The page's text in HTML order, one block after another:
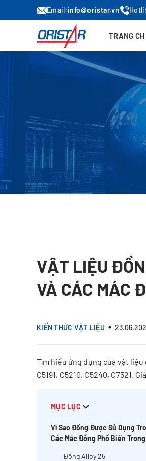
Email:info@oristar.vn
TRANG
VẬT LIỆU
VÀ CÁC MÁC
KIẾN THỨC VẬT LIỆU
Tìm hiểu ứng dụng của vật liệu
C5191, C5210, C5240, C7521.
MỤC LỤC
Vì Sao Đồng Được Sử Dụng
Các Mác Đồng Phổ Biến
Đồng Alloy 25